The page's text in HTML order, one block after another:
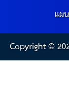
แผ
Copyright ©